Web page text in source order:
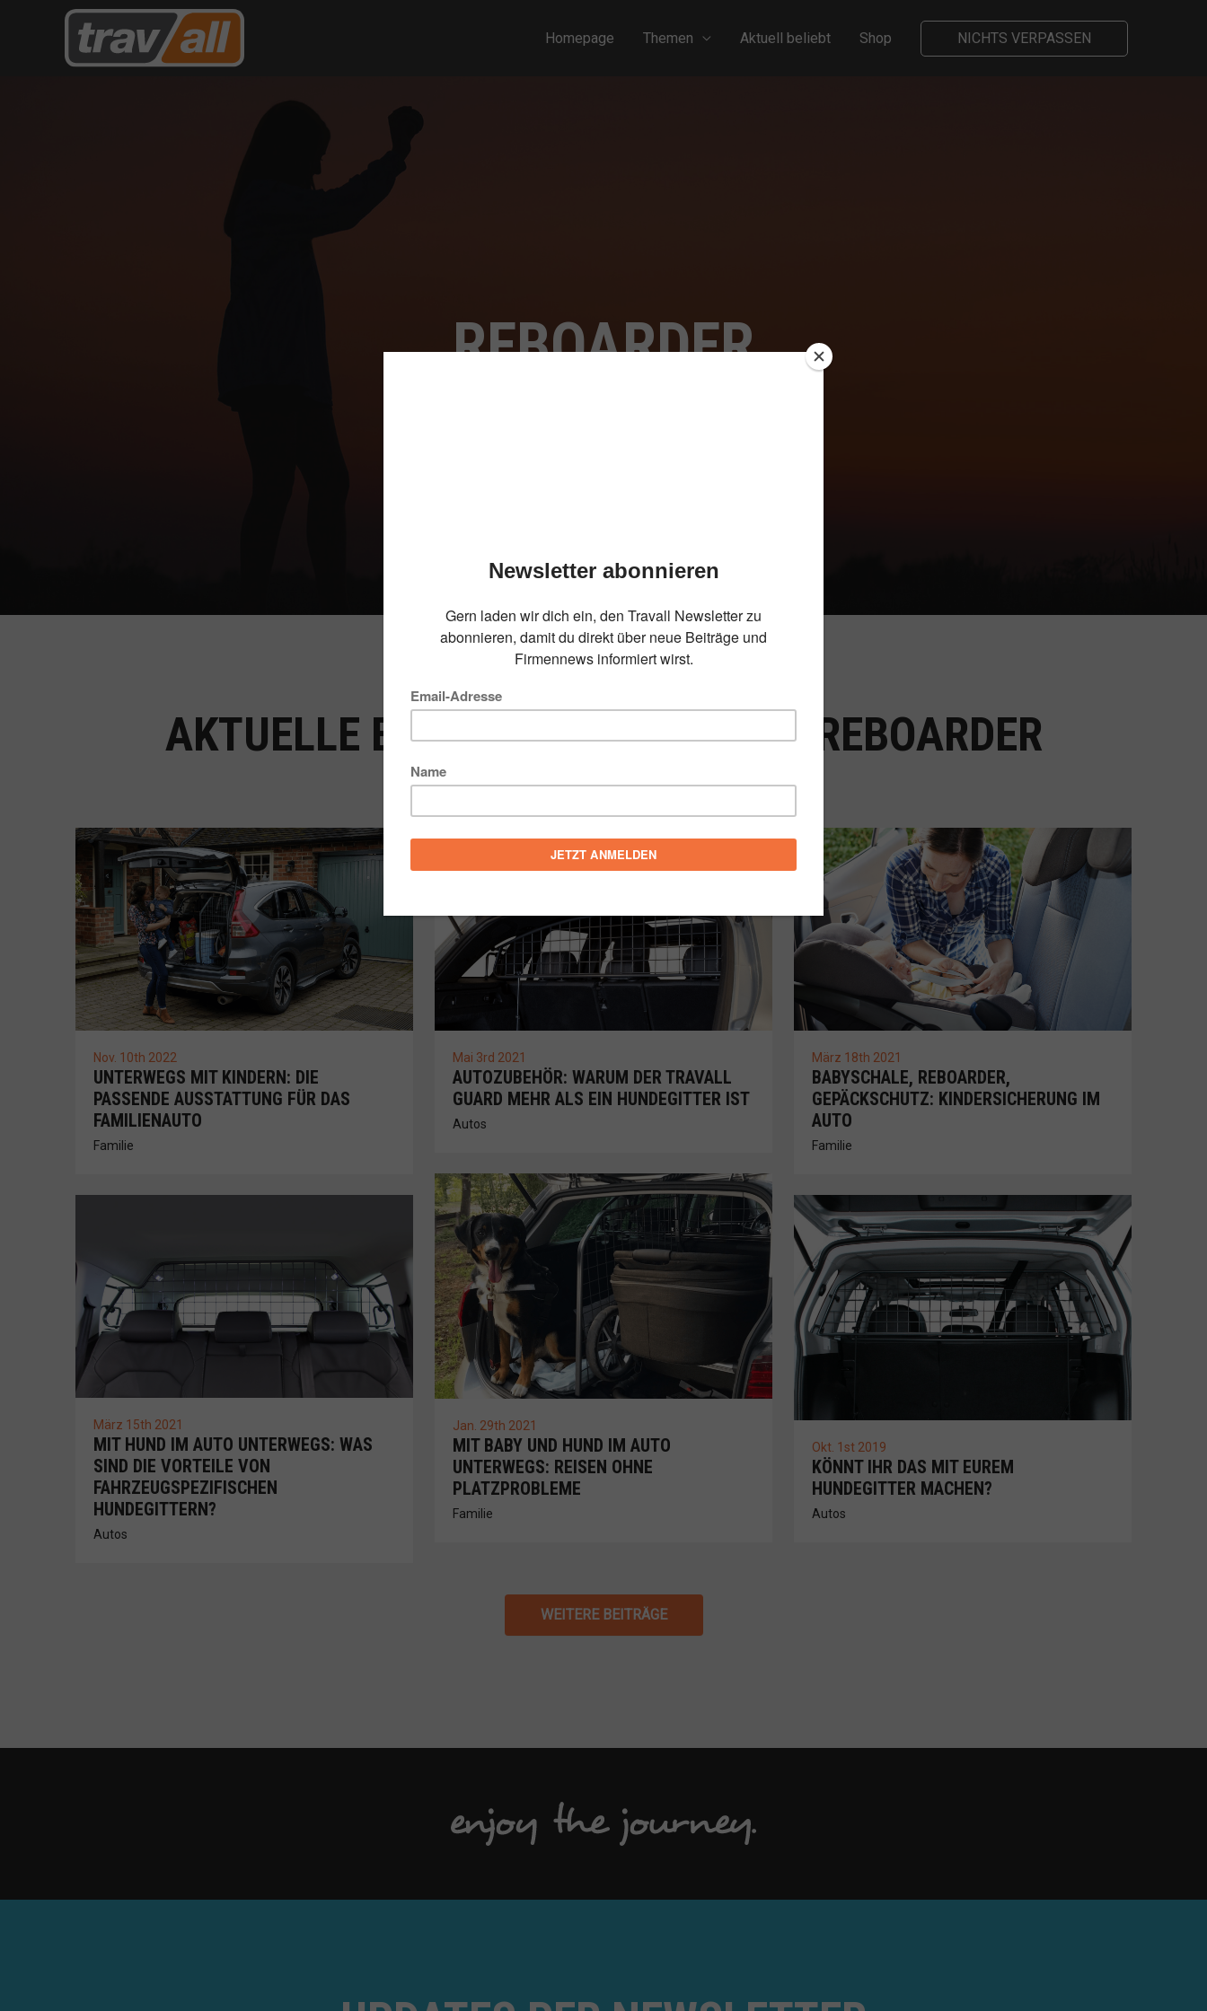
Homepage Themen Aktuell beliebt Shop NICHTS VERPASSEN
REBOARDER
AKTUELLE BEITRÄGE ZUM THEMA REBOARDER
Nov. 10th 2022
UNTERWEGS MIT KINDERN: DIE
PASSENDE AUSSTATTUNG FÜR DAS
FAMILIENAUTO
Familie
Mai 3rd 2021
AUTOZUBEHÖR: WARUM DER TRAVALL
GUARD MEHR ALS EIN HUNDEGITTER IST
Autos
März 18th 2021
BABYSCHALE, REBOARDER,
GEPÄCKSCHUTZ: KINDERSICHERUNG IM
AUTO
Familie
März 15th 2021
MIT HUND IM AUTO UNTERWEGS: WAS
SIND DIE VORTEILE VON
FAHRZEUGSPEZIFISCHEN
HUNDEGITTERN?
Autos
Jan. 29th 2021
MIT BABY UND HUND IM AUTO
UNTERWEGS: REISEN OHNE
PLATZPROBLEME
Familie
Okt. 1st 2019
KÖNNT IHR DAS MIT EUREM
HUNDEGITTER MACHEN?
Autos
WEITERE BEITRÄGE